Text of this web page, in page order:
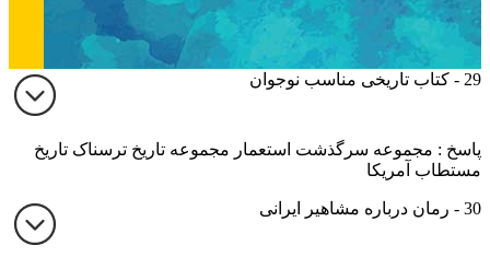
29 - کتاب تاریخی مناسب نوجوان
پاسخ : مجموعه سرگذشت استعمار مجموعه تاریخ ترسناک تاریخ
مستطاب آمریکا
30 - رمان درباره مشاهیر ایرانی